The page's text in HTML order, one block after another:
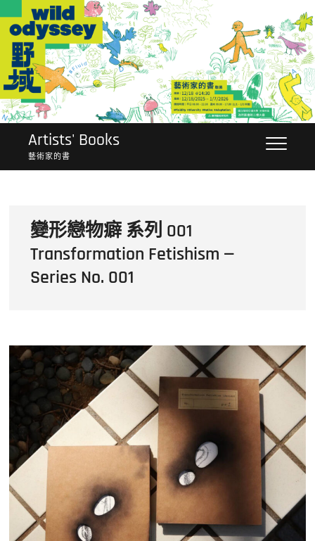
content
Artists' Books
藝術家的書
變形戀物癖 系列 001
Transformation Fetishism —
Series No. 001